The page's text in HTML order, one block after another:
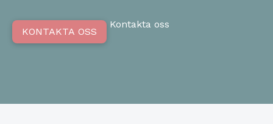
KONTAKTA OSS
Kontakta oss